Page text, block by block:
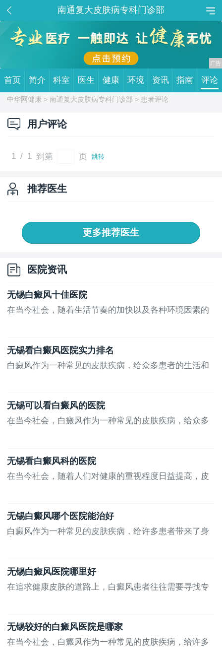
南通复大皮肤病专科门诊部
首页 简介 科室 医生 健康 环境 资讯 指南 评论
中华网健康 >南通复大皮肤病专科门诊部 > 患者评论
用户评论
1 / 1 到第 页 跳转
推荐医生
更多推荐医生
医院资讯
无锡白癜风十佳医院
在当今社会，随着生活节奏的加快以及各种环境因素的
无锡看白癜风医院实力排名
白癜风作为一种常见的皮肤疾病，给众多患者的生活和
无锡可以看白癜风的医院
在当今社会，白癜风作为一种常见的皮肤疾病，给众多
无锡看白癜风科的医院
在当今社会，随着人们对健康的重视程度日益提高，皮
无锡白癜风哪个医院能治好
白癜风作为一种常见的皮肤疾病，给许多患者带来了身
无锡白癜风医院哪里好
在追求健康皮肤的道路上，白癜风患者往往需要寻找专
无锡较好的白癜风医院是哪家
在当今社会，白癜风作为一种常见的皮肤疾病，给许多